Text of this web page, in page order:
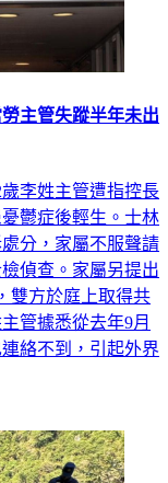
主管失蹤半年未出
李姓主管遭指控長
鬱症後輕生。士林
分，家屬不服聲請
偵查。家屬另提出
雙方於庭上取得共
管據悉從去年9月
絡不到，引起外界